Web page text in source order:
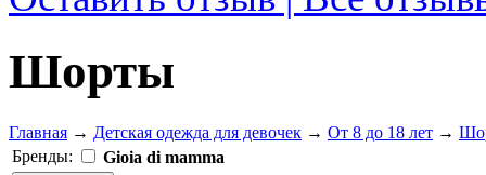
Шорты
Главная → Детская одежда для девочек → От 8 до 18 лет →
Бренды:
Gioia di mamma